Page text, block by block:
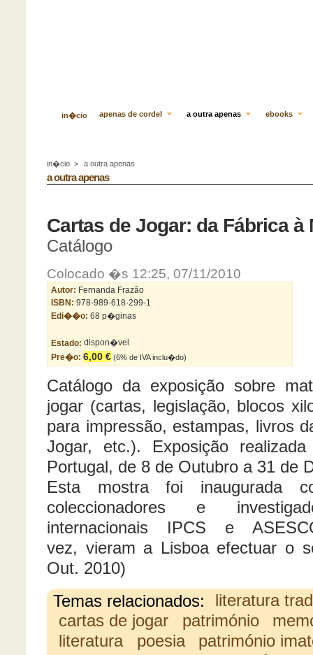
in�cio apenas de cordel a outra apenas ebooks
in�cio > a outra apenas
a outra apenas
Cartas de Jogar: da Fábrica à
Catálogo
Colocado �s 12:25, 07/11/2010
Autor: Fernanda Frazão
ISBN: 978-989-618-299-1
Edi��o: 68 p�ginas
Estado: dispon�vel
Pre�o: 6,00 € (6% de IVA inclu�do)
Catálogo da exposição sobre
jogar (cartas, legislação, blocos
para impressão, estampas, livros
Jogar, etc.). Exposição
Portugal, de 8 de Outubro a 31 de
Esta mostra foi inaugurada
coleccionadores e
internacionais IPCS e
vez, vieram a Lisboa efectuar o
Out. 2010)
Temas relacionados:
literatura
cartas de jogar
património
literatura
poesia
património